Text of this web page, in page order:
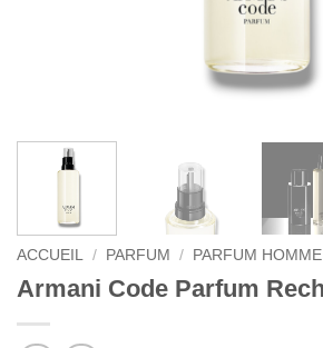
ACCUEIL / PARFUM / PARFUM HOMME
Armani Code Parfum